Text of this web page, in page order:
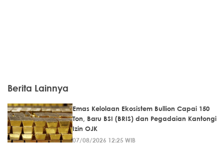
Berita Lainnya
Emas Kelolaan Ekosistem Bullion Capai 150
Ton, Baru BSI (BRIS) dan Pegadaian Kantongi
Izin OJK
07/08/2026 12:25 WIB